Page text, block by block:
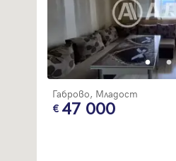
Габрово, Младост
47 000